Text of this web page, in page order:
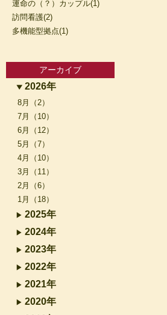
運命の（？）カップル(1)
訪問看護(2)
多機能型拠点(1)
アーカイブ
2026年
8月（2）
7月（10）
6月（12）
5月（7）
4月（10）
3月（11）
2月（6）
1月（18）
2025年
2024年
2023年
2022年
2021年
2020年